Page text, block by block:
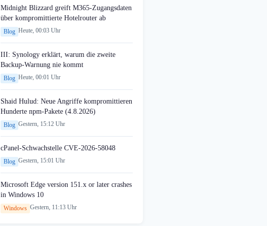
Midnight Blizzard greift M365-Zugangsdaten
über kompromittierte Hotelrouter ab
Blog Heute, 00:03 Uhr
III: Synology erklärt, warum die zweite
Backup-Warnung nie kommt
Blog Heute, 00:01 Uhr
Shaid Hulud: Neue Angriffe kompromittieren
Hunderte npm-Pakete (4.8.2026)
Blog Gestern, 15:12 Uhr
cPanel-Schwachstelle CVE-2026-58048
Blog Gestern, 15:01 Uhr
Microsoft Edge version 151.x or later crashes
in Windows 10
Windows Gestern, 11:13 Uhr